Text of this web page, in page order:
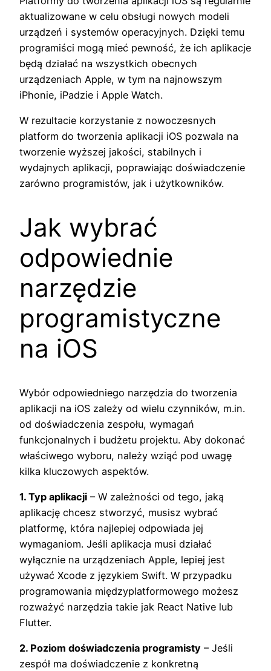
aktualizowane w celu obsługi nowych modeli
urządzeń i systemów operacyjnych. Dzięki temu
programiści mogą mieć pewność, że ich aplikacje
będą działać na wszystkich obecnych
urządzeniach Apple, w tym na najnowszym
iPhonie, iPadzie i Apple Watch.
W rezultacie korzystanie z nowoczesnych
platform do tworzenia aplikacji iOS pozwala na
tworzenie wyższej jakości, stabilnych i
wydajnych aplikacji, poprawiając doświadczenie
zarówno programistów, jak i użytkowników.
Jak wybrać
odpowiednie
narzędzie
programistyczne
na iOS
Wybór odpowiedniego narzędzia do tworzenia
aplikacji na iOS zależy od wielu czynników, m.in.
od doświadczenia zespołu, wymagań
funkcjonalnych i budżetu projektu. Aby dokonać
właściwego wyboru, należy wziąć pod uwagę
kilka kluczowych aspektów.
1. Typ aplikacji – W zależności od tego, jaką
aplikację chcesz stworzyć, musisz wybrać
platformę, która najlepiej odpowiada jej
wymaganiom. Jeśli aplikacja musi działać
wyłącznie na urządzeniach Apple, lepiej jest
używać Xcode z językiem Swift. W przypadku
programowania międzyplatformowego możesz
rozważyć narzędzia takie jak React Native lub
Flutter.
2. Poziom doświadczenia programisty – Jeśli
zespół ma doświadczenie z konkretną